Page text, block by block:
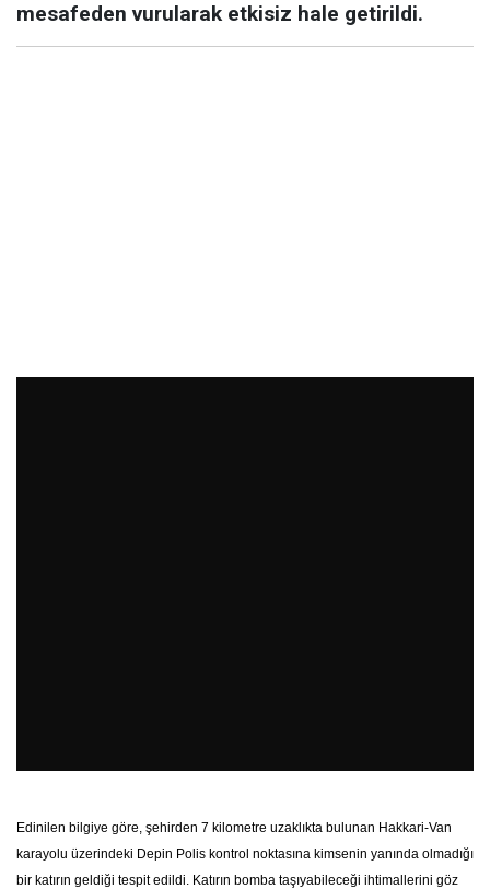
mesafeden vurularak etkisiz hale getirildi.
Edinilen bilgiye göre, şehirden 7 kilometre uzaklıkta bulunan Hakkari-Van
karayolu üzerindeki Depin Polis kontrol noktasına kimsenin yanında olmadığı
bir katırın geldiği tespit edildi. Katırın bomba taşıyabileceği ihtimallerini göz